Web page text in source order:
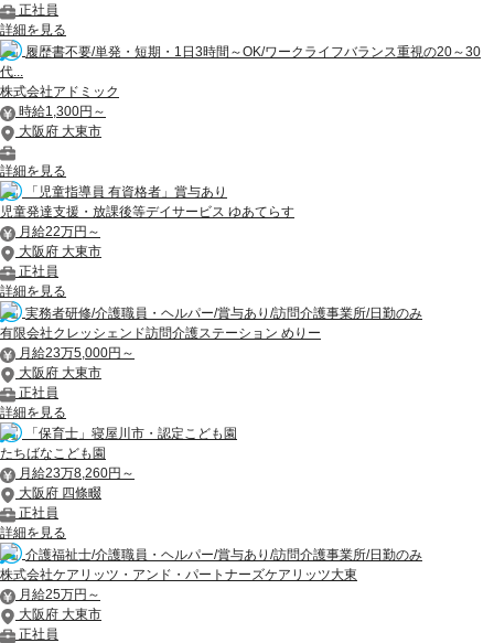
正社員
詳細を見る
履歴書不要/単発・短期・1日3時間～OK/ワークライフバランス重視の20～30
代...
株式会社アドミック
時給1,300円～
大阪府 大東市
詳細を見る
「児童指導員 有資格者」賞与あり
児童発達支援・放課後等デイサービス ゆあてらす
月給22万円～
大阪府 大東市
正社員
詳細を見る
実務者研修/介護職員・ヘルパー/賞与あり/訪問介護事業所/日勤のみ
有限会社クレッシェンド訪問介護ステーション めりー
月給23万5,000円～
大阪府 大東市
正社員
詳細を見る
「保育士」寝屋川市・認定こども園
たちばなこども園
月給23万8,260円～
大阪府 四條畷
正社員
詳細を見る
介護福祉士/介護職員・ヘルパー/賞与あり/訪問介護事業所/日勤のみ
株式会社ケアリッツ・アンド・パートナーズケアリッツ大東
月給25万円～
大阪府 大東市
正社員